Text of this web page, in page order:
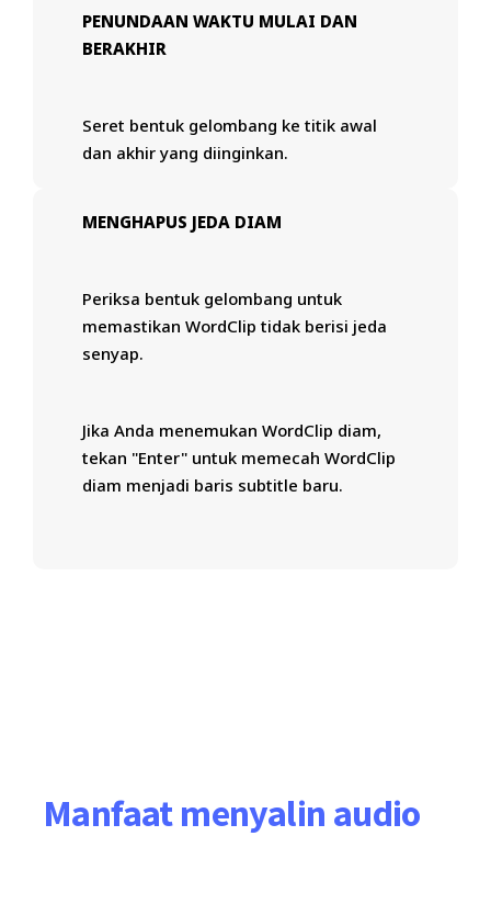
PENUNDAAN WAKTU MULAI DAN
BERAKHIR
Seret bentuk gelombang ke titik awal
dan akhir yang diinginkan.
MENGHAPUS JEDA DIAM
Periksa bentuk gelombang untuk
memastikan WordClip tidak berisi jeda
senyap.
Jika Anda menemukan WordClip diam,
tekan "Enter" untuk memecah WordClip
diam menjadi baris subtitle baru.
Manfaat menyalin audio